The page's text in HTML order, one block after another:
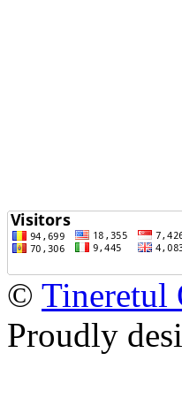
© Tineretul
Proudly